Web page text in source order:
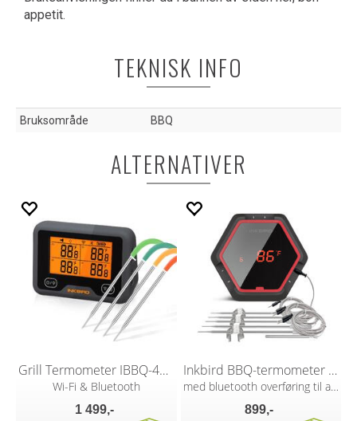
appetit.
TEKNISK INFO
Bruksområde BBQ
ALTERNATIVER
Grill Termometer IBBQ-4BW
Wi-Fi & Bluetooth
1 499,-
Inkbird BBQ-termometer med 6 prober
med bluetooth overføring til app
899,-